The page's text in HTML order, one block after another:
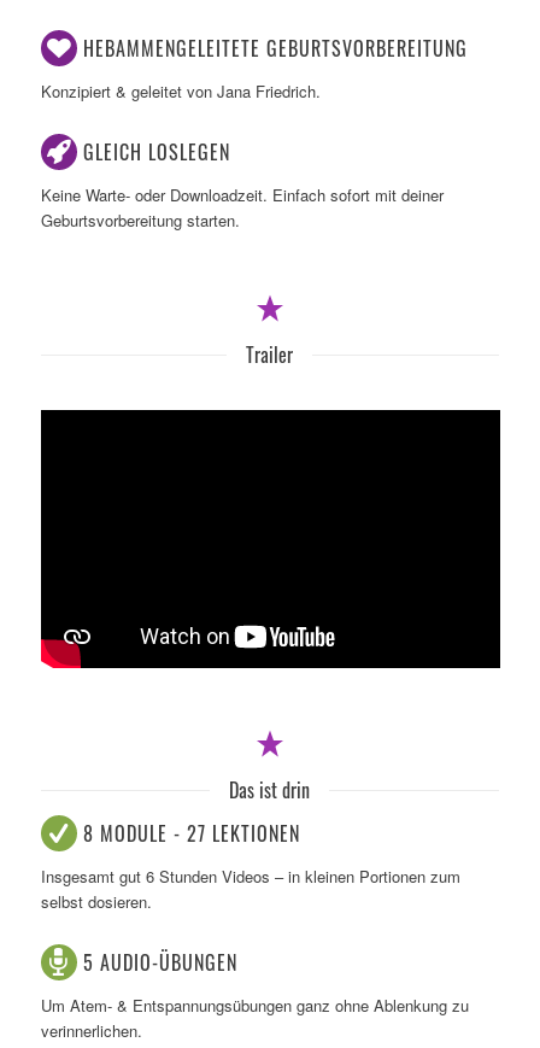
HEBAMMENGELEITETE GEBURTSVORBEREITUNG
Konzipiert & geleitet von Jana Friedrich.
GLEICH LOSLEGEN
Keine Warte- oder Downloadzeit. Einfach sofort mit deiner
Geburtsvorbereitung starten.
Trailer
Das ist drin
8 MODULE - 27 LEKTIONEN
Insgesamt gut 6 Stunden Videos – in kleinen Portionen zum
selbst dosieren.
5 AUDIO-ÜBUNGEN
Um Atem- & Entspannungsübungen ganz ohne Ablenkung zu
verinnerlichen.